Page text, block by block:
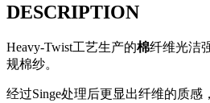
DESCRIPTION
Heavy-Twist工艺生产的棉纤维光洁
规棉纱。
经过Singe处理后更显出纤维的质感